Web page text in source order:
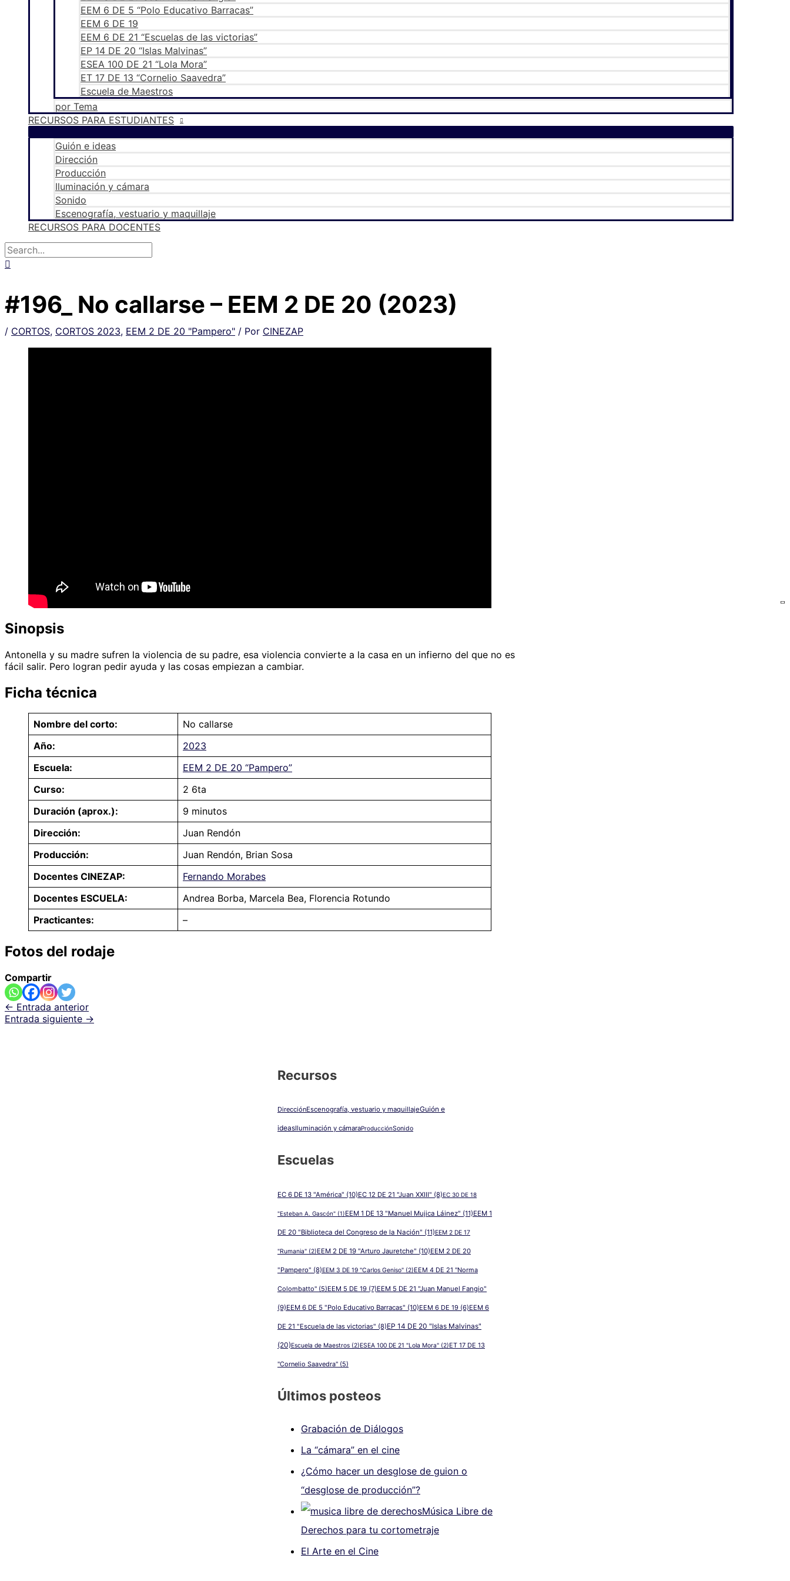
EEM 6 DE 5 “Polo Educativo Barracas”
EEM 6 DE 19
EEM 6 DE 21 “Escuelas de las victorias”
EP 14 DE 20 “Islas Malvinas”
ESEA 100 DE 21 “Lola Mora”
ET 17 DE 13 “Cornelio Saavedra”
Escuela de Maestros
por Tema
RECURSOS PARA ESTUDIANTES
Guión e ideas
Dirección
Producción
Iluminación y cámara
Sonido
Escenografía, vestuario y maquillaje
RECURSOS PARA DOCENTES
Buscar
por:
#196_ No callarse – EEM 2 DE 20 (2023)
/ CORTOS, CORTOS 2023, EEM 2 DE 20 "Pampero" / Por CINEZAP
Sinopsis
Antonella y su madre sufren la violencia de su padre, esa violencia convierte a la casa en un infierno del que no es
fácil salir. Pero logran pedir ayuda y las cosas empiezan a cambiar.
Ficha técnica
Nombre del corto:
No callarse
Año:
2023
Escuela:
EEM 2 DE 20 “Pampero”
Curso:
2 6ta
Duración (aprox.):
9 minutos
Dirección:
Juan Rendón
Producción:
Juan Rendón, Brian Sosa
Docentes CINEZAP:
Fernando Morabes
Docentes ESCUELA:
Andrea Borba, Marcela Bea, Florencia Rotundo
Practicantes:
–
Fotos del rodaje
Compartir
← Entrada anterior
Entrada siguiente →
Recursos
DirecciónEscenografía, vestuario y maquillajeGuión e
ideasIluminación y cámaraProducciónSonido
Escuelas
EC 6 DE 13 "América" (10)EC 12 DE 21 "Juan XXIII" (8)EC 30 DE 18
"Esteban A. Gascón" (1)EEM 1 DE 13 "Manuel Mujica Láinez" (11)EEM 1
DE 20 "Biblioteca del Congreso de la Nación" (11)EEM 2 DE 17
"Rumania" (2)EEM 2 DE 19 "Arturo Jauretche" (10)EEM 2 DE 20
"Pampero" (8)EEM 3 DE 19 "Carlos Geniso" (2)EEM 4 DE 21 "Norma
Colombatto" (5)EEM 5 DE 19 (7)EEM 5 DE 21 "Juan Manuel Fangio"
(9)EEM 6 DE 5 "Polo Educativo Barracas" (10)EEM 6 DE 19 (6)EEM 6
DE 21 "Escuela de las victorias" (8)EP 14 DE 20 "Islas Malvinas"
(20)Escuela de Maestros (2)ESEA 100 DE 21 "Lola Mora" (2)ET 17 DE 13
"Cornelio Saavedra" (5)
Últimos posteos
Grabación de Diálogos
La “cámara” en el cine
¿Cómo hacer un desglose de guion o
“desglose de producción”?
Música Libre de
Derechos para tu cortometraje
El Arte en el Cine